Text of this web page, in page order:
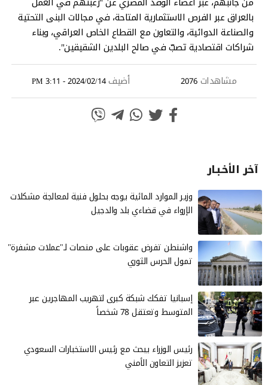
بالعراق عبر الفرص الاستثمارية المتاحة، في مجالات البنى التحتية
والصناعة الدوائية، والتعاون مع القطاع الخاص العراقي، وبناء
شراكات اقتصادية تصبّ في صالح البلدين الشقيقين".
مشاهدات 2076 أضيف2024/02/14 - 3:11 PM
آخر الأخـبـار
وزير الموارد المائية يوجه بحلول فنية لمعالجة مشكلات
الإرواء في قضاءي بلد والدجيل
واشنطن تفرض عقوبات على منصات لـ"عملات مشفرة"
تمول الحرس الثوري
إسبانيا تفكك شبكة كبرى لتهريب المهاجرين عبر
المتوسط وتعتقل 78 شخصاً
رئيس الوزراء يبحث مع رئيس الاستخبارات السعودي
تعزيز التعاون الأمني